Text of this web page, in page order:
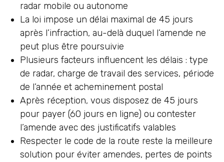
radar mobile ou autonome
La loi impose un délai maximal de 45 jours
après l’infraction, au-delà duquel l’amende ne
peut plus être poursuivie
Plusieurs facteurs influencent les délais : type
de radar, charge de travail des services, période
de l’année et acheminement postal
Après réception, vous disposez de 45 jours
pour payer (60 jours en ligne) ou contester
l’amende avec des justificatifs valables
Respecter le code de la route reste la meilleure
solution pour éviter amendes, pertes de points